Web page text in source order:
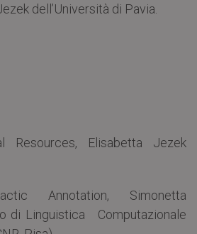
dell’Università di Pavia.
Resources, Elisabetta Jezek
Annotation, Simonetta
di Linguistica Computazionale